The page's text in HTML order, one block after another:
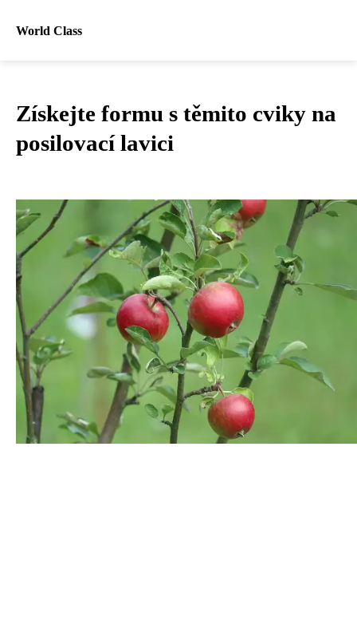
World Class
Získejte formu s těmito cviky na
posilovací lavici